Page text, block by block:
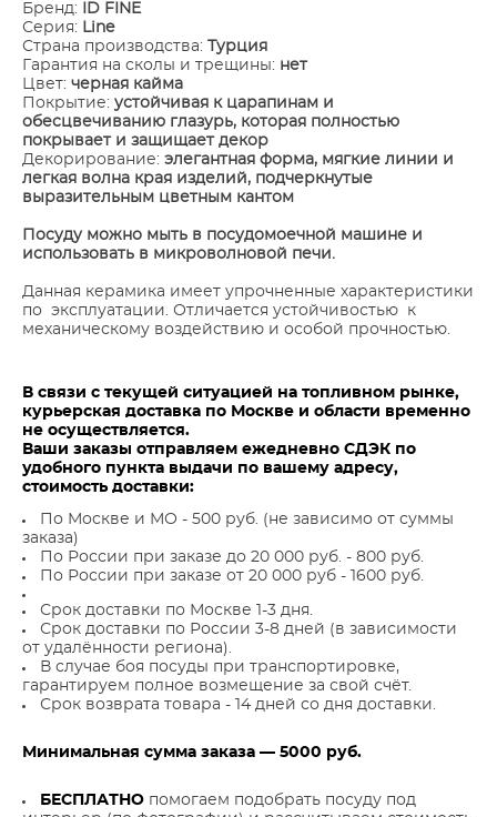
Бренд:
ID FINE
Серия: Line
Страна производства:
Турция
Гарантия на сколы и трещины: нет
Цвет: черная кайма
Покрытие: устойчивая к царапинам и
обесцвечиванию глазурь, которая полностью
покрывает и защищает декор
Декорирование: элегантная форма, мягкие линии и
легкая волна края изделий, подчеркнутые
выразительным цветным кантом
Посуду можно мыть в посудомоечной машине и
использовать в микроволновой печи.
Данная керамика имеет упрочненные характеристики
по эксплуатации. Отличается устойчивостью к
механическому воздействию и особой прочностью.
В связи с текущей ситуацией на топливном рынке,
курьерская доставка по Москве и области временно
не осуществляется.
Ваши заказы отправляем ежедневно СДЭК по
удобного пункта выдачи по вашему адресу,
стоимость доставки:
По Москве и МО - 500 руб. (не зависимо от суммы
заказа)
По России при заказе до 20 000 руб. - 800 руб.
По России при заказе от 20 000 руб - 1600 руб.
Срок доставки по Москве 1-3 дня.
Срок доставки по России 3-8 дней (в зависимости
от удалённости региона).
В случае боя посуды при транспортировке,
гарантируем полное возмещение за свой счёт.
Срок возврата товара - 14 дней со дня доставки.
Минимальная сумма заказа — 5000 руб.
БЕСПЛАТНО помогаем подобрать посуду под